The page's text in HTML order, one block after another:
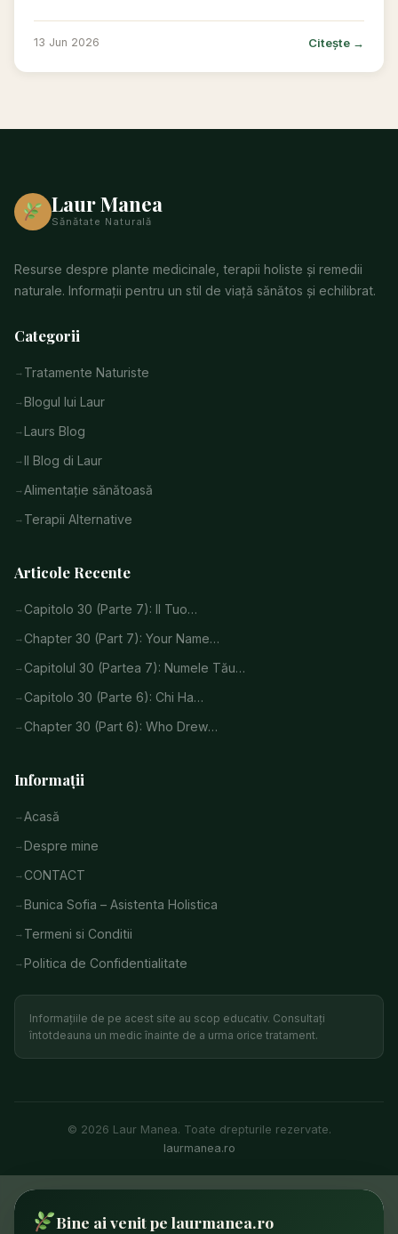
13 Jun 2026 Citește →
Laur Manea
Sănătate Naturală
Resurse despre plante medicinale, terapii holiste și remedii
naturale. Informații pentru un stil de viață sănătos și echilibrat.
Categorii
Tratamente Naturiste
Blogul lui Laur
Laurs Blog
Il Blog di Laur
Alimentație sănătoasă
Terapii Alternative
Articole Recente
Capitolo 30 (Parte 7): Il Tuo…
Chapter 30 (Part 7): Your Name…
Capitolul 30 (Partea 7): Numele Tău…
Capitolo 30 (Parte 6): Chi Ha…
Chapter 30 (Part 6): Who Drew…
Informații
Acasă
Despre mine
CONTACT
Bunica Sofia – Asistenta Holistica
Termeni si Conditii
Politica de Confidentialitate
Informațiile de pe acest site au scop educativ. Consultați
întotdeauna un medic înainte de a urma orice tratament.
© 2026 Laur Manea. Toate drepturile rezervate.
laurmanea.ro
Bine ai venit pe laurmanea.ro
STATISTICI PAGINĂ